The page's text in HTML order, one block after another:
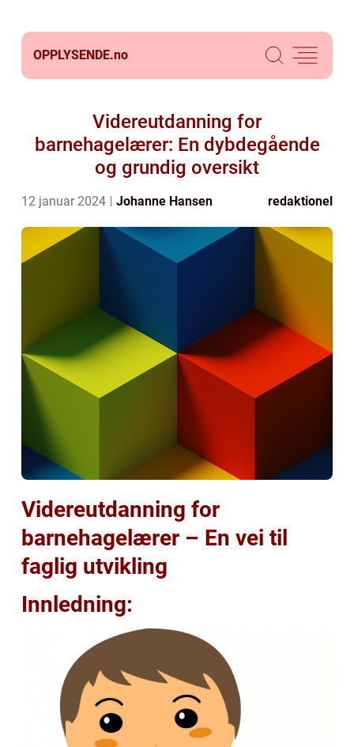
OPPLYSENDE.no
Videreutdanning for
barnehagelærer: En dybdegående
og grundig oversikt
12 januar 2024 Johanne Hansen redaktionel
Videreutdanning for
barnehagelærer – En vei til
faglig utvikling
Innledning: